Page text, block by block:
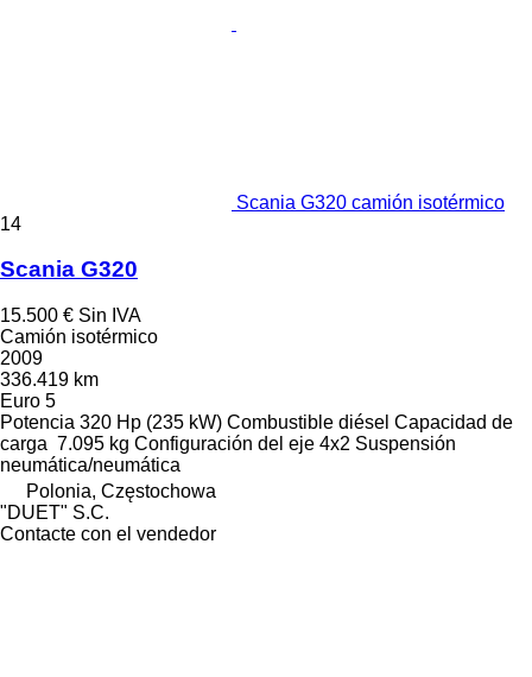
Scania G320 camión isotérmico
14
Scania G320
15.500 € Sin IVA
Camión isotérmico
2009
336.419 km
Euro 5
Potencia 320 Hp (235 kW) Combustible diésel Capacidad de
carga 7.095 kg Configuración del eje 4x2 Suspensión
neumática/neumática
Polonia, Częstochowa
"DUET" S.C.
Contacte con el vendedor